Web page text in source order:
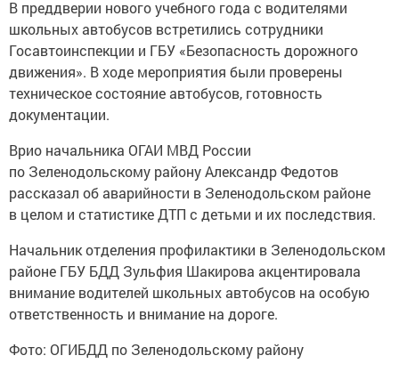
В преддверии нового учебного года с водителями
школьных автобусов встретились сотрудники
Госавтоинспекции и ГБУ «Безопасность дорожного
движения». В ходе мероприятия были проверены
техническое состояние автобусов, готовность
документации.
Врио начальника ОГАИ МВД России
по Зеленодольскому району Александр Федотов
рассказал об аварийности в Зеленодольском районе
в целом и статистике ДТП с детьми и их последствия.
Начальник отделения профилактики в Зеленодольском
районе ГБУ БДД Зульфия Шакирова акцентировала
внимание водителей школьных автобусов на особую
ответственность и внимание на дороге.
Фото: ОГИБДД по Зеленодольскому району